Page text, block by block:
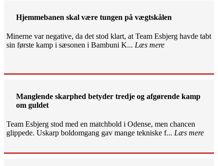
Hjemmebanen skal være tungen på vægtskålen
Minerne var negative, da det stod klart, at Team Esbjerg havde tabt
sin første kamp i sæsonen i Bambuni K... Læs mere
Manglende skarphed betyder tredje og afgørende kamp
om guldet
Team Esbjerg stod med en matchbold i Odense, men chancen
glippede. Uskarp boldomgang gav mange tekniske f... Læs mere